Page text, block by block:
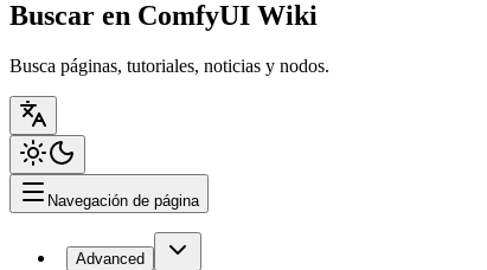
Buscar en ComfyUI Wiki
Busca páginas, tutoriales, noticias y nodos.
Navegación de página
Advanced